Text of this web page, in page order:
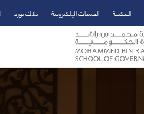
المكتبة الخدمات الإلكترونية بلاك بورد